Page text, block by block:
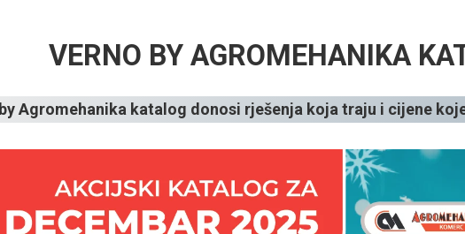
VERNO BY AGROMEHANIKA
by Agromehanika katalog donosi rješenja koja traju i cijene